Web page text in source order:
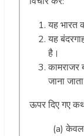
यह भारत
यह
है।
कामराजर
जाना
ऊपर दिए गए
(a)